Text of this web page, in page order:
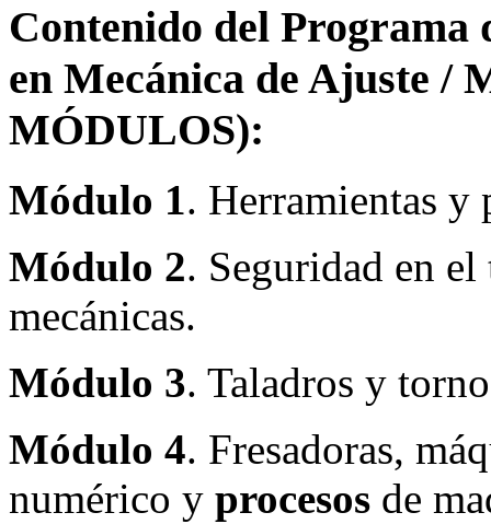
Contenido del Programa
en Mecánica de Ajuste /
MÓDULOS):
Módulo 1. Herramientas y
Módulo 2. Seguridad en
mecánicas.
Módulo 3. Taladros y
Módulo 4. Fresadoras,
numérico y procesos de